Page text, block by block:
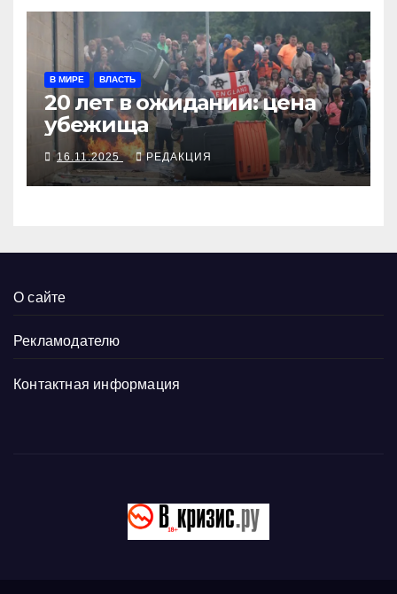
В МИРЕ ВЛАСТЬ
20 лет в ожидании: цена
убежища
16.11.2025 РЕДАКЦИЯ
О сайте
Рекламодателю
Контактная информация